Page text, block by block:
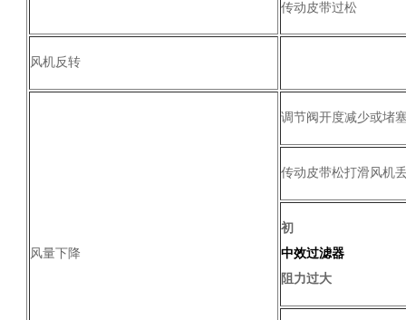
传动皮带过松
风机反转
风量下降
调节阀开度减少或堵
传动皮带松打滑风机
初
中效过滤器
阻力过大